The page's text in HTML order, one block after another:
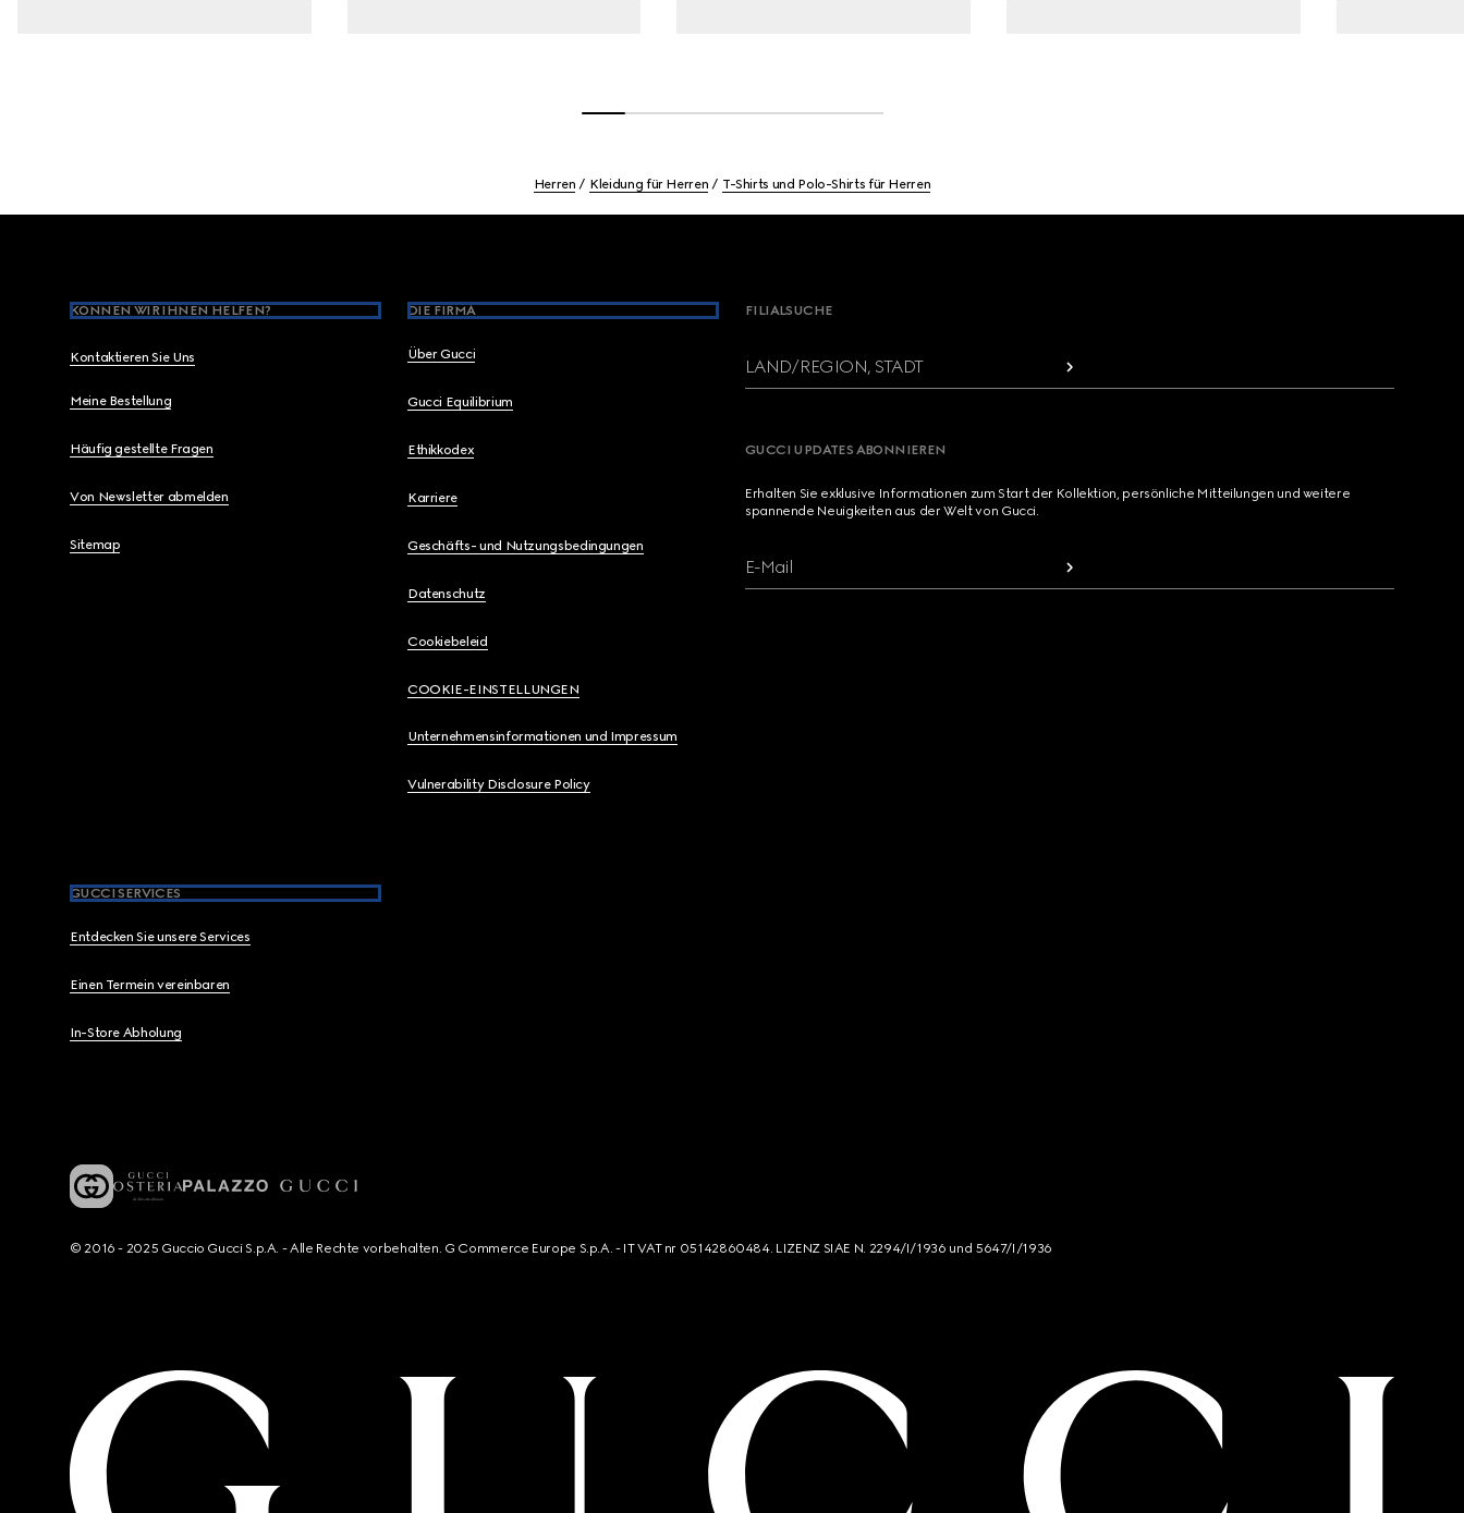
Herren Kleidung für Herren T-Shirts und Polo-Shirts für Herren
KÖNNEN WIR IHNEN HELFEN?
Kontaktieren Sie Uns
Meine Bestellung
Häufig gestellte Fragen
Von Newsletter abmelden
Sitemap
DIE FIRMA
Über Gucci
Gucci Equilibrium
Ethikkodex
Karriere
Geschäfts- und Nutzungsbedingungen
Datenschutz
Cookiebeleid
COOKIE-EINSTELLUNGEN
Unternehmensinformationen und Impressum
Vulnerability Disclosure Policy
GUCCI SERVICES
Entdecken Sie unsere Services
Einen Termein vereinbaren
In-Store Abholung
FILIALSUCHE
LAND/REGION, STADT
GUCCI UPDATES ABONNIEREN
Erhalten Sie exklusive Informationen zum Start der Kollektion, persönliche Mitteilungen und weitere
spannende Neuigkeiten aus der Welt von Gucci.
E-Mail
© 2016 - 2025 Guccio Gucci S.p.A. - Alle Rechte vorbehalten. G Commerce Europe S.p.A. - IT VAT nr 05142860484. LIZENZ SIAE N. 2294/I/1936 und 5647/I/1936